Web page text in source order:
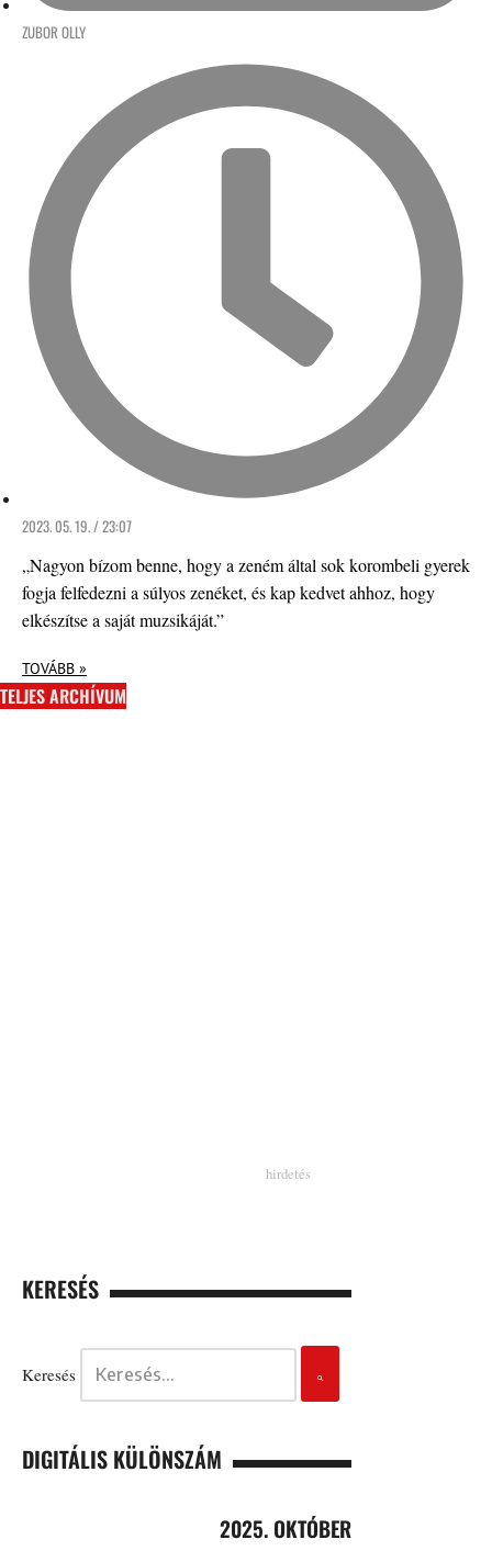
ZUBOR OLLY
2023. 05. 19. / 23:07
„Nagyon bízom benne, hogy a zeném által sok korombeli gyerek
fogja felfedezni a súlyos zenéket, és kap kedvet ahhoz, hogy
elkészítse a saját muzsikáját.”
TOVÁBB »
TELJES ARCHÍVUM
KERESÉS
Keresés
DIGITÁLIS KÜLÖNSZÁM
2025. OKTÓBER